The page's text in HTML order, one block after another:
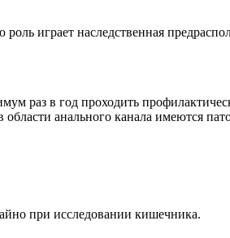
играет наследственная
раз в год проходить
анального канала имеются
при исследовании кишечника.